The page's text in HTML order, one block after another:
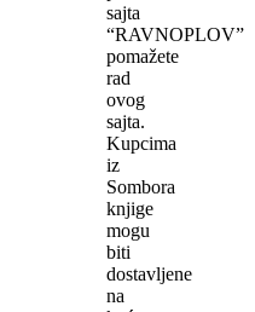
sajta
“RAVNOPLOV”
pomažete
rad
ovog
sajta.
Kupcima
iz
Sombora
knjige
mogu
biti
dostavljene
na